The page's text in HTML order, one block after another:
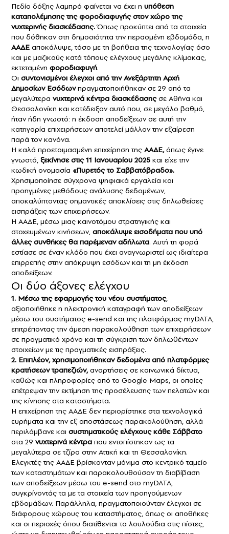
Πεδίο δόξης λαμπρό φαίνεται να έχει η υπόθεση
καταπολέμησης της φοροδιαφυγής στον χώρο της
νυχτερινής διασκέδασης.Όπως προκύπτει από τα στοιχεία
που δόθηκαν στη δημοσιότητα την περασμένη εβδομάδα, η
ΑΑΔΕ αποκάλυψε, τόσο με τη βοήθεια της τεχνολογίας όσο
και με μαζικούς κατά τόπους ελέγχους μεγάλης κλίμακας,
εκτεταμένη φοροδιαφυγή.
Οι συντονισμένοι έλεγχοι από την Ανεξάρτητη Αρχή
Δημοσίων Εσόδωνπραγματοποιήθηκαν σε 29 από τα
μεγαλύτερα νυχτερινά κέντρα διασκέδασηςσε Αθήνα και
Θεσσαλονίκη και κατέδειξαν αυτό που, σε μεγάλο βαθμό,
ήταν ήδη γνωστό: η έκδοση αποδείξεων σε αυτή την
κατηγορία επιχειρήσεων αποτελεί μάλλον την εξαίρεση
παρά τον κανόνα.
Η καλά προετοιμασμένη επιχείρηση της ΑΑΔΕ,όπως έγινε
γνωστό, ξεκίνησε στις 11 Ιανουαρίου 2025 και είχε την
κωδική ονομασία «Πυρετός το Σαββατόβραδο».
Χρησιμοποίησε σύγχρονα ψηφιακά εργαλεία και
προηγμένες μεθόδους ανάλυσης δεδομένων,
αποκαλύπτοντας σημαντικές αποκλίσεις στις δηλωθείσες
εισπράξεις των επιχειρήσεων.
Η ΑΑΔΕ, μέσω μιας καινοτόμου στρατηγικής και
στοχευμένων κινήσεων, αποκάλυψε εισοδήματα που υπό
άλλες συνθήκες θα παρέμεναν αδήλωτα. Αυτή τη φορά
εστίασε σε έναν κλάδο που έχει αναγνωριστεί ως ιδιαίτερα
επιρρεπής στην απόκρυψη εσόδων και τη μη έκδοση
αποδείξεων.
Οι δύο άξονες ελέγχου
1. Μέσω της εφαρμογής του νέου συστήματος,
αξιοποιήθηκε η ηλεκτρονική καταγραφή των αποδείξεων
μέσω του συστήματος e-send και της πλατφόρμας myDATA,
επιτρέποντας την άμεση παρακολούθηση των επιχειρήσεων
σε πραγματικό χρόνο και τη σύγκριση των δηλωθέντων
στοιχείων με τις πραγματικές εισπράξεις.
2. Επιπλέον, χρησιμοποιήθηκαν δεδομένα από πλατφόρμες
κρατήσεων τραπεζιών,αναρτήσεις σε κοινωνικά δίκτυα,
καθώς και πληροφορίες από το Google Maps, οι οποίες
επέτρεψαν την εκτίμηση της προσέλευσης των πελατών και
της κίνησης στα καταστήματα.
Η επιχείρηση της ΑΑΔΕ δεν περιορίστηκε στα τεχνολογικά
ευρήματα και την εξ αποστάσεως παρακολούθηση, αλλά
περιλάμβανε και συστηματικούς ελέγχους κάθε Σάββατο
στα 29 νυχτερινά κέντρα που εντοπίστηκαν ως τα
μεγαλύτερα σε τζίρο στην Αττική και τη Θεσσαλονίκη.
Ελεγκτές της ΑΑΔΕ βρίσκονταν μόνιμα στο κεντρικό ταμείο
των καταστημάτων και παρακολουθούσαν τη διαβίβαση
των αποδείξεων μέσω του e-send στο myDATA,
συγκρίνοντάς τα με τα στοιχεία των προηγούμενων
εβδομάδων. Παράλληλα, πραγματοποιούνταν έλεγχοι σε
διάφορους χώρους του καταστήματος, όπως οι αποθήκες
και οι περιοχές όπου διατίθενται τα λουλούδια στις πίστες,